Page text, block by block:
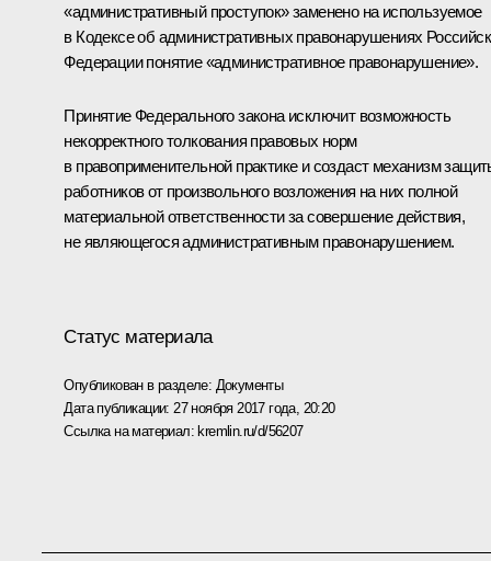
«административный проступок» заменено на используемое
в Кодексе об административных правонарушениях
Федерации понятие «административное правонарушение».
Принятие Федерального закона исключит возможность
некорректного толкования правовых норм
в правоприменительной практике и создаст механизм
работников от произвольного возложения на них полной
материальной ответственности за совершение действия,
не являющегося административным правонарушением.
Статус материала
Опубликован в разделе: Документы
Дата публикации: 27 ноября 2017 года, 20:20
Ссылка на материал: kremlin.ru/d/56207